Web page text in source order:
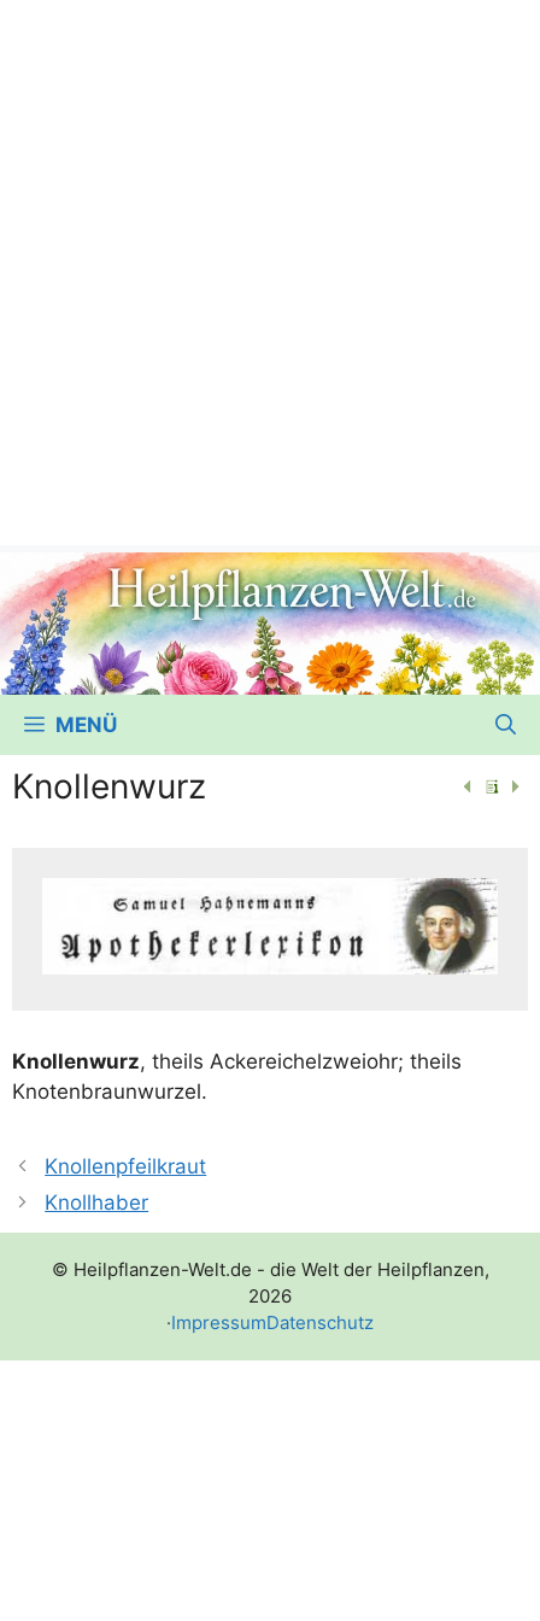
MENÜ
Knollenwurz
Knol­len­wurz, theils Acke­rei­chel­z­wei­ohr; theils
Knotenbraunwurzel.
Knollenpfeilkraut
Knollhaber
© Heilpflanzen-Welt.de - die Welt der Heilpflanzen,
2026
·ImpressumDatenschutz